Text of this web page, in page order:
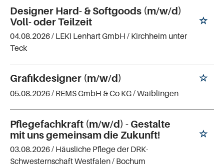
Designer Hard- & Softgoods (m/w/d)
Voll- oder Teilzeit
04.08.2026 / LEKI Lenhart GmbH / Kirchheim unter
Teck
Grafikdesigner (m/w/d)
05.08.2026 / REMS GmbH & Co KG/ Waiblingen
Pflegefachkraft (m/w/d) - Gestalte
mit uns gemeinsam die Zukunft!
03.08.2026 / Häusliche Pflege der DRK-
Schwesternschaft Westfalen/ Bochum